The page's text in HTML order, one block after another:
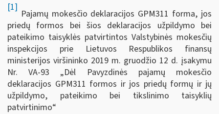
[1]
Pajamų mokesčio deklaracijos GPM311 forma, jos
priedų formos bei šios deklaracijos užpildymo bei
pateikimo taisyklės patvirtintos Valstybinės mokesčių
inspekcijos prie Lietuvos Respublikos finansų
ministerijos viršininko 2019 m. gruodžio 12 d. įsakymu
Nr. VA-93 „Dėl Pavyzdinės pajamų mokesčio
deklaracijos GPM311 formos ir jos priedų formų ir jų
užpildymo, pateikimo bei tikslinimo taisyklių
patvirtinimo“